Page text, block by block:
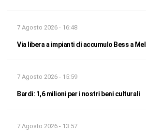
7 Agosto 2026 - 16:48
Via libera a impianti di accumulo Bess a
7 Agosto 2026 - 15:59
Bardi: 1,6 milioni per i nostri beni culturali
7 Agosto 2026 - 13:57